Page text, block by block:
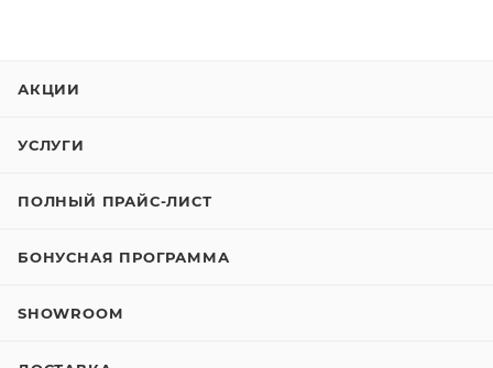
АКЦИИ
УСЛУГИ
ПОЛНЫЙ ПРАЙС-ЛИСТ
БОНУСНАЯ ПРОГРАММА
SHOWROOM